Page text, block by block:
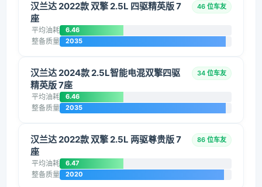
汉兰达 2022款 双擎 2.5L 四驱精英版 7
座
46 位车友
平均油耗 6.46
整备质量 2035
汉兰达 2024款 2.5L智能电混双擎四驱
精英版 7座
34 位车友
平均油耗 6.46
整备质量 2035
汉兰达 2022款 双擎 2.5L 两驱尊贵版 7
座
86 位车友
平均油耗 6.47
整备质量 2020